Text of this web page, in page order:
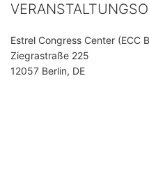
Estrel Congress Center (ECC
Ziegrastraße 225
12057 Berlin, DE